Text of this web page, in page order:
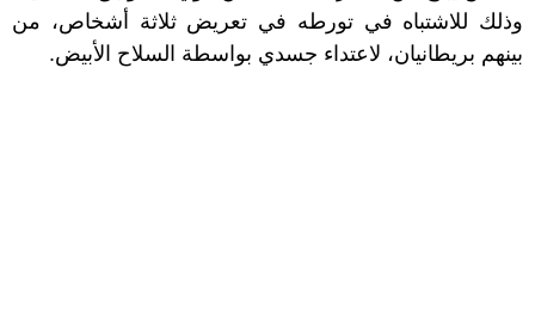
وذلك للاشتباه في تورطه في تعريض ثلاثة أشخاص، من
بينهم بريطانيان، لاعتداء جسدي بواسطة السلاح الأبيض.